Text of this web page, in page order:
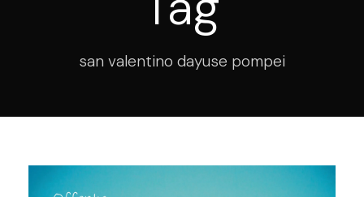
san valentino dayuse pompei